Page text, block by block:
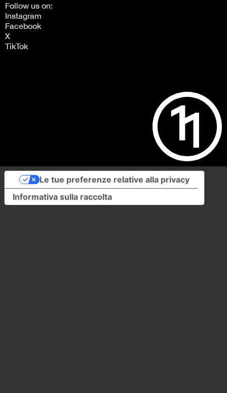
Follow us on:
Instagram
Facebook
X
TikTok
Informativa sulla raccolta
Le tue preferenze relative alla privacy